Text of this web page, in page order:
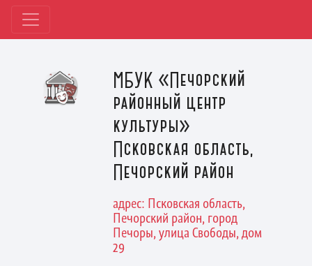
МБУК «Печорский
районный центр
культуры»
Псковская область,
Печорский район
адрес: Псковская область,
Печорский район, город
Печоры, улица Свободы, дом
29